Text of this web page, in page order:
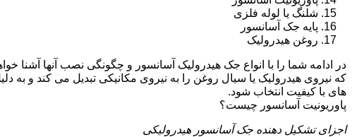
شلنگ یا لوله فلزی
پایه جک آسانسور
روغن هیدرولیک
در ادامه شما را با انواع جک هیدرولیک آسانسور و چگونگی نصب آنها
که نیروی هیدرولیک یا سیال روغن را به نیروی مکانیکی تبدیل می کند و به
های با کیفیت انتخاب شود.
پاوریونیت آسانسور چیست؟
اجزای تشکیل دهنده جک آسانسور هیدرولیکی